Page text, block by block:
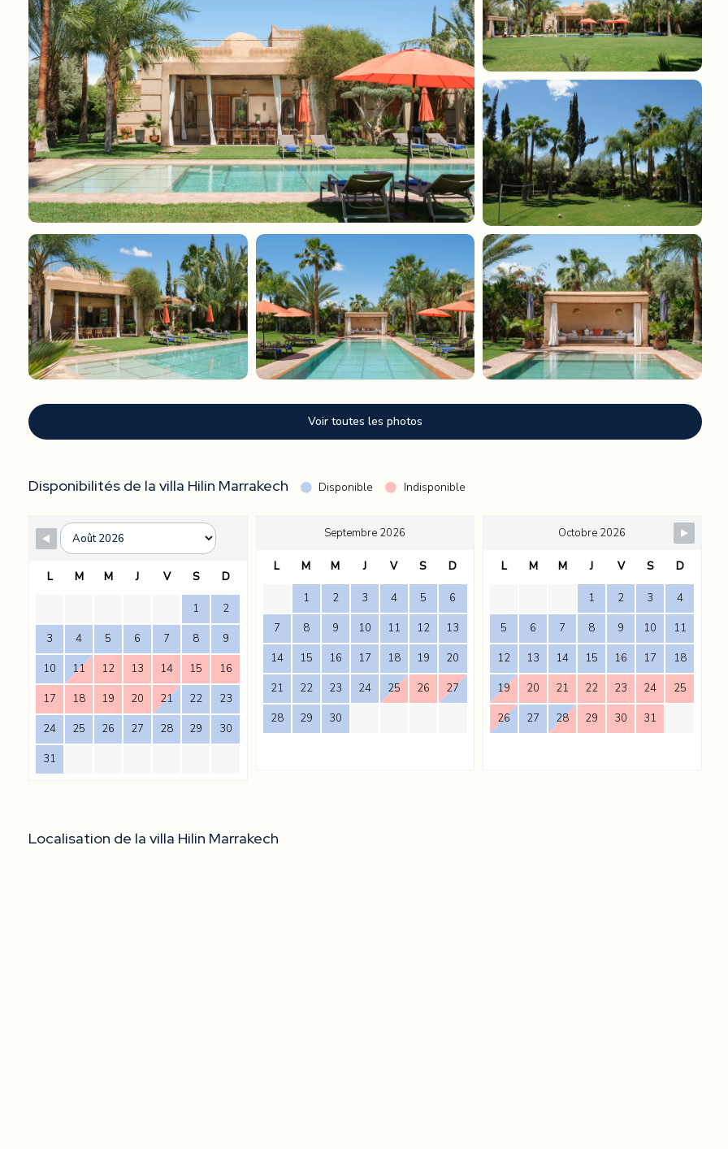
Détente & Gastronomie
À la Villa Hilin, chaque instant est une invitation à ralentir.
La Villa Hilin propose une version moderne, élégante et reposante de Marrakech. Située dans le domaine privé sécurisé de
Jennah, elle bénéficie d’un environnement calme, à seulement 10 minutes des golfs Royal et Amelkis, et à moins de 20 minutes du
centre-ville.
Lancée en 2025, la maison dispose de quatre chambres spacieuses, toutes équipées de salles de bain privatives. Les espaces de
vie, ouverts et lumineux, invitent à la détente. Les baies vitrées prolongent naturellement les intérieurs vers l’extérieur.
Le jardin de 4 000 m² est une vraie respiration. Au centre, une piscine de 18 mètres devient le cœur du séjour. Deux pool-houses
l’entourent : l’un pour se détendre, l’autre pour profiter des repas en plein air. Un hammam privé complète l’expérience bien-être,
dans une ambiance feutrée.
mesure. Que vous veniez en famille ou entre amis, tout est là pour vivre des vacances à votre rythme, en toute sérénité.
Voir toutes les photos
Disponibilités de la villa Hilin Marrakech Disponible Indisponible
L M M J V S D
1 2
3 4 5 6 7 8 9
10 11 12 13 14 15 16
17 18 19 20 21 22 23
24 25 26 27 28 29 30
31
Septembre 2026
L M M J V S D
1 2 3 4 5 6
7 8 9 10 11 12 13
14 15 16 17 18 19 20
21 22 23 24 25 26 27
28 29 30
Octobre 2026
L M M J V S D
1 2 3 4
5 6 7 8 9 10 11
12 13 14 15 16 17 18
19 20 21 22 23 24 25
26 27 28 29 30 31
Localisation de la villa Hilin Marrakech